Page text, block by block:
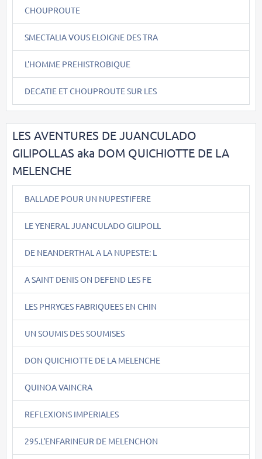
CHOUPROUTE
SMECTALIA VOUS ELOIGNE DES TRA
L'HOMME PREHISTROBIQUE
DECATIE ET CHOUPROUTE SUR LES
LES AVENTURES DE JUANCULADO
GILIPOLLAS aka DOM QUICHIOTTE DE LA
MELENCHE
BALLADE POUR UN NUPESTIFERE
LE YENERAL JUANCULADO GILIPOLL
DE NEANDERTHAL A LA NUPESTE: L
A SAINT DENIS ON DEFEND LES FE
LES PHRYGES FABRIQUEES EN CHIN
UN SOUMIS DES SOUMISES
DON QUICHIOTTE DE LA MELENCHE
QUINOA VAINCRA
REFLEXIONS IMPERIALES
295.L'ENFARINEUR DE MELENCHON